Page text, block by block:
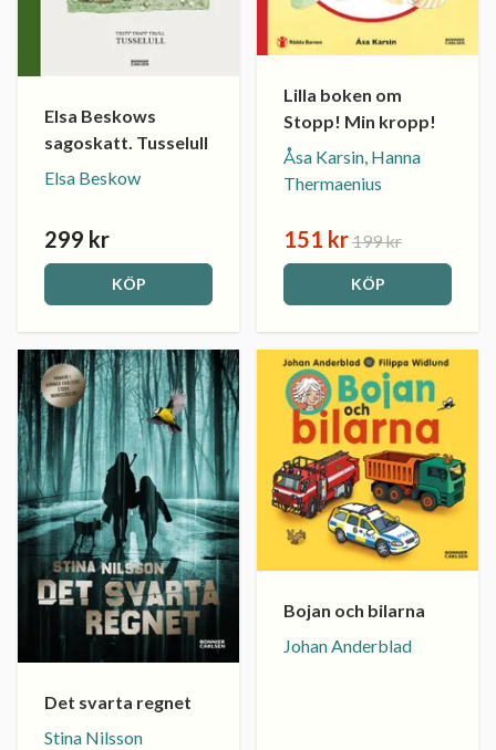
Elsa Beskows
sagoskatt. Tusselull
Elsa Beskow
299 kr
KÖP
Lilla boken om
Stopp! Min kropp!
Åsa Karsin, Hanna
Thermaenius
151 kr199 kr
KÖP
Det svarta regnet
Stina Nilsson
Bojan och bilarna
Johan Anderblad